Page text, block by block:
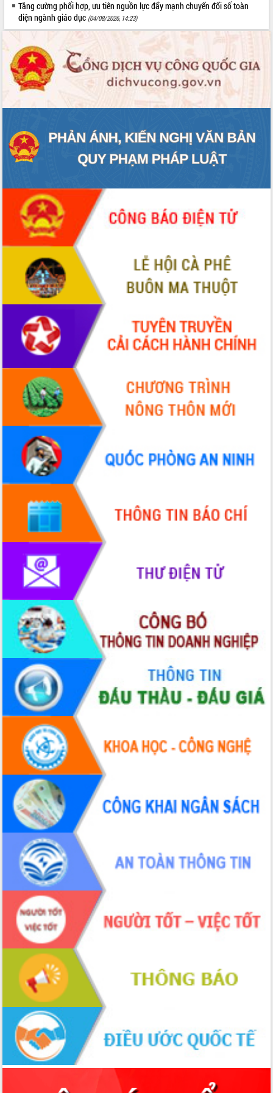
quan Đảng, Nhà nước
Lễ phát động chuỗi hoạt động chung
Xã Ea Kar bước chuyển mình trong
công tác cải cách hành chính mô hình
mới
UBND tỉnh họp báo định kỳ tháng 4
năm 2026
phát triển nền kinh tế xanh tại tỉnh
Đắk Lắk”
Tăng cường giám sát, đôn đốc thực
hàng tuần
Tháo gỡ những vướng mắc, đẩy mạnh
công tác cải cách thủ tục hành chính
tại Trung tâm Phục vụ hành chính
công tỉnh
Đắk Lắk: Tôn vinh 46 giải pháp tại Hội
thi Sáng tạo Kỹ thuật 2024 - 2025
Đắk Lắk rà soát, điều chỉnh Đề án 190
về phát triển nuôi trồng thủy sản
Phó Chủ tịch UBND tỉnh Đắk Lắk
Trương Công Thái kiểm tra thực địa
Dự án cao tốc Khánh Hòa - Buôn Ma
Thuột
Định vị cà phê Việt Nam như một “di
sản sống” trong dòng chảy toàn cầu
Xây dựng nông thôn mới: Nâng cao đời
sống người dân từ những mô hình thiết
Quyết liệt tháo gỡ vướng mắc, đẩy
nhanh tiến độ các dự án trọng điểm
trong Khu kinh tế Nam Phú Yên
Hòn Yến phát triển du lịch gắn với bảo
tồn biển
Lấy ý kiến điều chỉnh Quy hoạch tỉnh
Đắk Lắk thời kỳ 2021-2030, tầm nhìn
đến năm 2050
Phát động chiến dịch 30 ngày đêm
giải phóng mặt bằng Tuyến đường bộ
ven biển
Đắk Lắk nỗ lực thúc đẩy tăng trưởng
kinh tế từ 10% trở lên trong Quý
II/2026
Đắk Lắk ký kết thỏa thuận hợp tác về
chuyển đổi số giai đoạn 2026 – 2030
với Tập đoàn Bưu chính Viễn thông
Việt Nam
Thứ trưởng Bộ Y tế làm việc với tỉnh
Đắk Lắk về phát triển nhân lực y tế
cho trạm y tế cấp xã
Du lịch Đắk Lắk nâng tầm trải nghiệm
du khách thông qua Hệ thống cơ sở dữ
liệu và Bản đồ số
Tập huấn ứng dụng trí tuệ nhân tạo (AI)
trong thương mại điện tử năm 2026
Đoàn đại biểu Quốc hội tỉnh Đắk Lắk
trao đổi thông tin trước Kỳ họp thứ
nhất, Quốc hội khóa XVI
Quyết liệt cải cách hành chính, khơi
thông nguồn lực phát triển
Nâng cao hiệu lực, hiệu quả HĐND
tỉnh thông qua hiện đại hóa hành chính
Xã Ea Phê gắn cải cách hành chính với
chuyển đổi số
Phó Chủ tịch Thường trực UBND tỉnh
Hồ Thị Nguyên Thảo làm việc tại Trung
tâm Phục vụ hành chính công xã Ea
Phê
Xây dựng nền hành chính số đồng
hành cùng nông dân dân, doanh nghiệp
Giai đoạn 2026-2030, Đắk Lắk phấn
đấu có 77% xã đạt chuẩn nông thôn
Chuyển đổi số 'mở đường' cho nông
nghiệp Đắk Lắk tăng trưởng bứt phá
Triển khai đồng bộ đo đạc, lập hồ sơ
địa chính, hoàn thiện cơ sở dữ liệu đất
đai
Tăng cường phối hợp, ưu tiên nguồn lực đẩy mạnh chuyển đổi số toàn
diện ngành giáo dục (04/08/2026, 14:23)